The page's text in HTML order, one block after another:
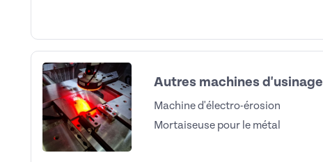
Autres machines d'usinage
Machine d'électro-érosion
Mortaiseuse pour le métal